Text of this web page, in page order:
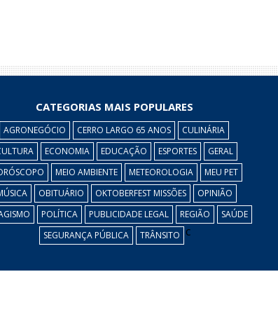
CATEGORIAS MAIS POPULARES
AGRONEGÓCIO CERRO LARGO 65 ANOS
CULINÁRIA
ECONOMIA EDUCAÇÃO ESPORTES
GERAL
MEIO AMBIENTE METEOROLOGIA
MEU PET
OBITUÁRIO OKTOBERFEST MISSÕES
OPINIÃO
POLÍTICA PUBLICIDADE LEGAL REGIÃO
SAÚDE
SEGURANÇA PÚBLICA
TRÂNSITO c